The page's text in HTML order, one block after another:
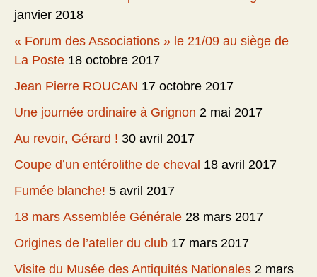
janvier 2018
« Forum des Associations » le 21/09 au siège de
La Poste 18 octobre 2017
Jean Pierre ROUCAN 17 octobre 2017
Une journée ordinaire à Grignon 2 mai 2017
Au revoir, Gérard ! 30 avril 2017
Coupe d’un entérolithe de cheval 18 avril 2017
Fumée blanche! 5 avril 2017
18 mars Assemblée Générale 28 mars 2017
Origines de l’atelier du club 17 mars 2017
Visite du Musée des Antiquités Nationales 2 mars